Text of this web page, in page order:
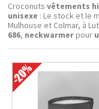
Croconuts vêtements
unisexe : Le stock et le
Mulhouse et Colmar, à
686, neckwarmerpour